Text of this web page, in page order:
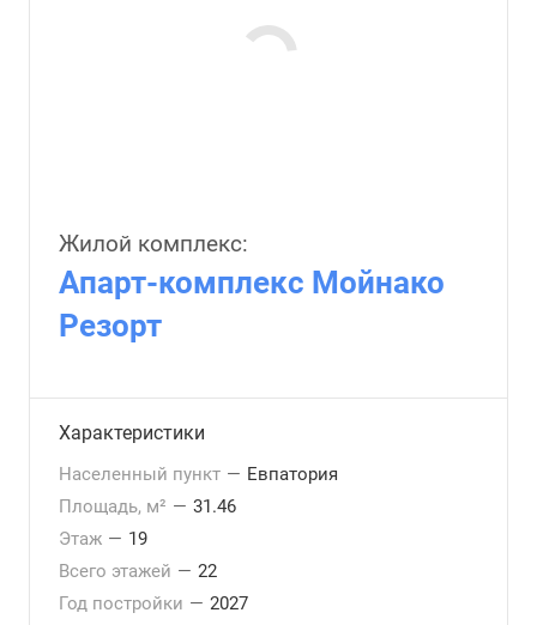
Жилой комплекс:
Апарт-комплекс Мойнако
Резорт
Характеристики
Населенный пункт — Евпатория
Площадь, м² — 31.46
Этаж — 19
Всего этажей — 22
Год постройки — 2027